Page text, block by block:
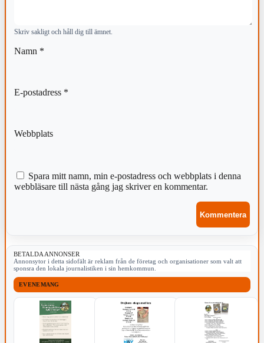
Skriv sakligt och håll dig till ämnet.
Namn *
E-postadress *
Webbplats
Spara mitt namn, min e-postadress och webbplats i denna
webbläsare till nästa gång jag skriver en kommentar.
BETALDA ANNONSER
Annonsytor i detta sidofält är reklam från de företag och organisationer som valt att
sponsra den lokala journalistiken i sin hemkommun.
EVENEMANG